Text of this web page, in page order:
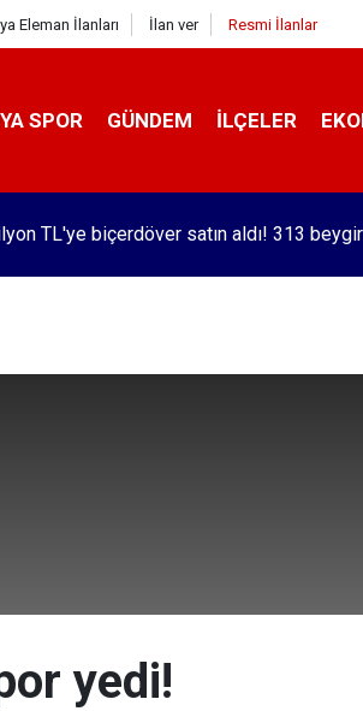
Eleman İlanları İlan ver Resmi İlanlar
SPOR GÜNDEM İLÇELER
yıllar sonra Galatasaraylı Osimhen itirafı
yedi!